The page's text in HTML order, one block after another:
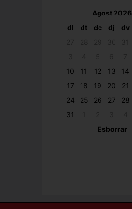
Agost 2026
dl
dt dc dj dv
10
11 12 13 14
17
18 19 20 21
24
25 26 27 28
31
Esborrar